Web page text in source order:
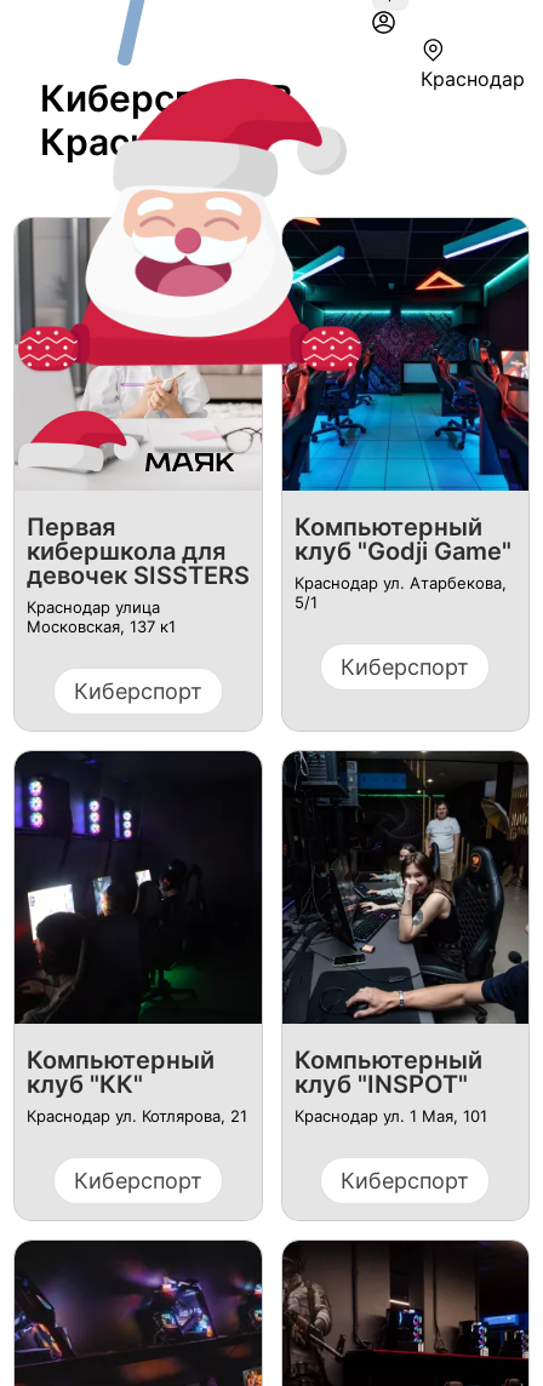
Краснодар
Киберспорт В
Краснодаре
Первая
кибершкола для
девочек SISSTERS
Краснодар улица
Московская, 137 к1
Киберспорт
Компьютерный
клуб "Godji Game"
Краснодар ул. Атарбекова,
5/1
Киберспорт
Компьютерный
клуб "КК"
Краснодар ул. Котлярова, 21
Киберспорт
Компьютерный
клуб "INSPOT"
Краснодар ул. 1 Мая, 101
Киберспорт